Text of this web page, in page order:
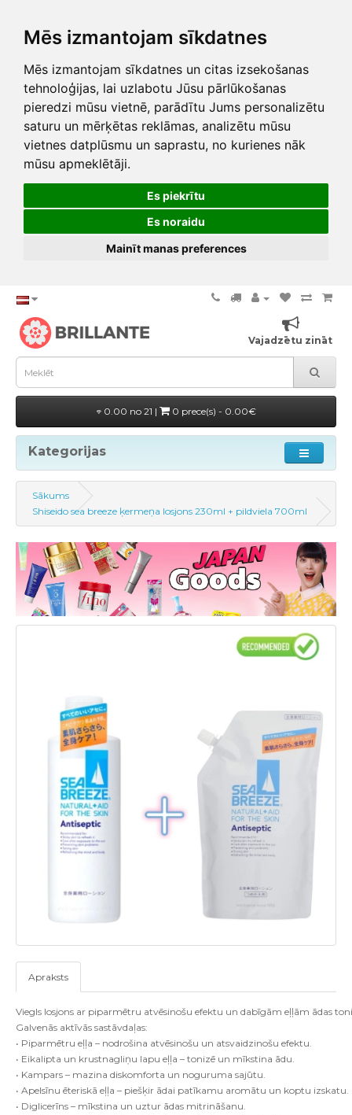
Mēs izmantojam sīkdatnes
Mēs izmantojam sīkdatnes un citas izsekošanas
tehnoloģijas, lai uzlabotu Jūsu pārlūkošanas
pieredzi mūsu vietnē, parādītu Jums personalizētu
saturu un mērķētas reklāmas, analizētu mūsu
vietnes datplūsmu un saprastu, no kurienes nāk
mūsu apmeklētāji.
Es piekrītu
Es noraidu
Mainīt manas preferences
Vajadzētu zināt
0.00 no 21 | 0 prece(s) - 0.00€
Kategorijas
Sākums
Shiseido sea breeze ķermeņa losjons 230ml + pildviela 700ml
Apraksts
Viegls losjons ar piparmētru atvēsinošu efektu un dabīgām eļļām ādas
Galvenās aktīvās sastāvdaļas:
• Piparmētru eļļa – nodrošina atvēsinošu un atsvaidzinošu efektu.
• Eikalipta un krustnagliņu lapu eļļa – tonizē un mīkstina ādu.
• Kampars – mazina diskomforta un noguruma sajūtu.
• Apelsīnu ēteriskā eļļa – piešķir ādai patīkamu aromātu un koptu izskatu.
• Diglicerīns – mīkstina un uztur ādas mitrināšanu.